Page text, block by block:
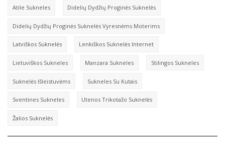
Atile Sukneles Didelių Dydžių Proginės Suknelės
Didelių Dydžių Proginės Suknelės Vyresnėms Moterims
Latviškos Suknelės Lenkiškos Suknelės Internet
Lietuviškos Sukneles Manzara Sukneles Stilingos Sukneles
Suknelės Išleistuvėms Sukneles Su Kutais
Sventines Sukneles Utenos Trikotažo Suknelės
Žalios Suknelės